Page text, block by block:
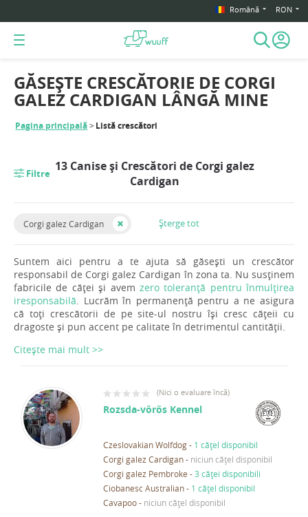
Română RON
Pagina principală Listă crescători
GĂSEȘTE CRESCĂTORIE DE CORGI
GALEZ CARDIGAN LÂNGĂ MINE
Filtre 13 Canise și Crescători de Corgi galez
Cardigan
Corgi galez Cardigan Șterge tot
Suntem aici pentru a te ajuta să găsești un crescător
responsabil de Corgi galez Cardigan în zona ta. Nu susținem
fabricile de căței și avem zero toleranță pentru înmulțirea
iresponsabilă . Lucrăm în permanență pentru a ne asigura
că toți crescătorii de pe site-ul nostru își cresc cățeii cu
dragoste și pun accent pe calitate în detrimentul cantității.
Citește mai mult >>
(Nici o evaluare încă)
Rozsda-vörös Kennel
Czeslovakian Wolfdog- 1 cățel disponibil
Corgi galez Cardigan- niciun cățel disponibil
Corgi galez Pembroke -3 căței disponibili
Ciobanesc Australian- 1 cățel disponibil
Cavapoo- niciun cățel disponibil